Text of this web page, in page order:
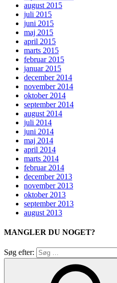
august 2015
juli 2015
juni 2015
maj 2015
april 2015
marts 2015
februar 2015
januar 2015
december 2014
november 2014
oktober 2014
september 2014
august 2014
juli 2014
juni 2014
maj 2014
april 2014
marts 2014
februar 2014
december 2013
november 2013
oktober 2013
september 2013
august 2013
MANGLER DU NOGET?
Søg efter: